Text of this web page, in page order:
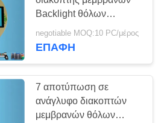
Backlight θόλων
μετάλλων Με Backplate
αργιλίου
negotiable MOQ:10 PC/μέρος
ΕΠΑΦΉ
7 αποτύπωση σε
ανάγλυφο διακοπτών
μεμβρανών θόλων